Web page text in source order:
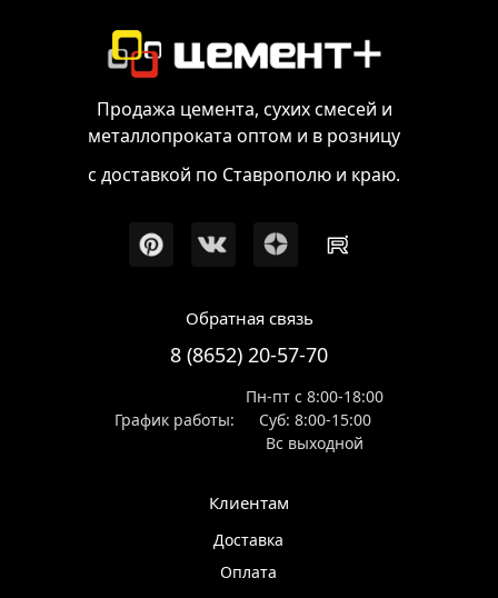
Продажа цемента, сухих смесей и
металлопроката оптом и в розницу
с доставкой по Ставрополю и краю.
Обратная связь
8 (8652) 20-57-70
График работы:
Пн-пт с 8:00-18:00
Суб: 8:00-15:00
Вс выходной
Клиентам
Доставка
Оплата